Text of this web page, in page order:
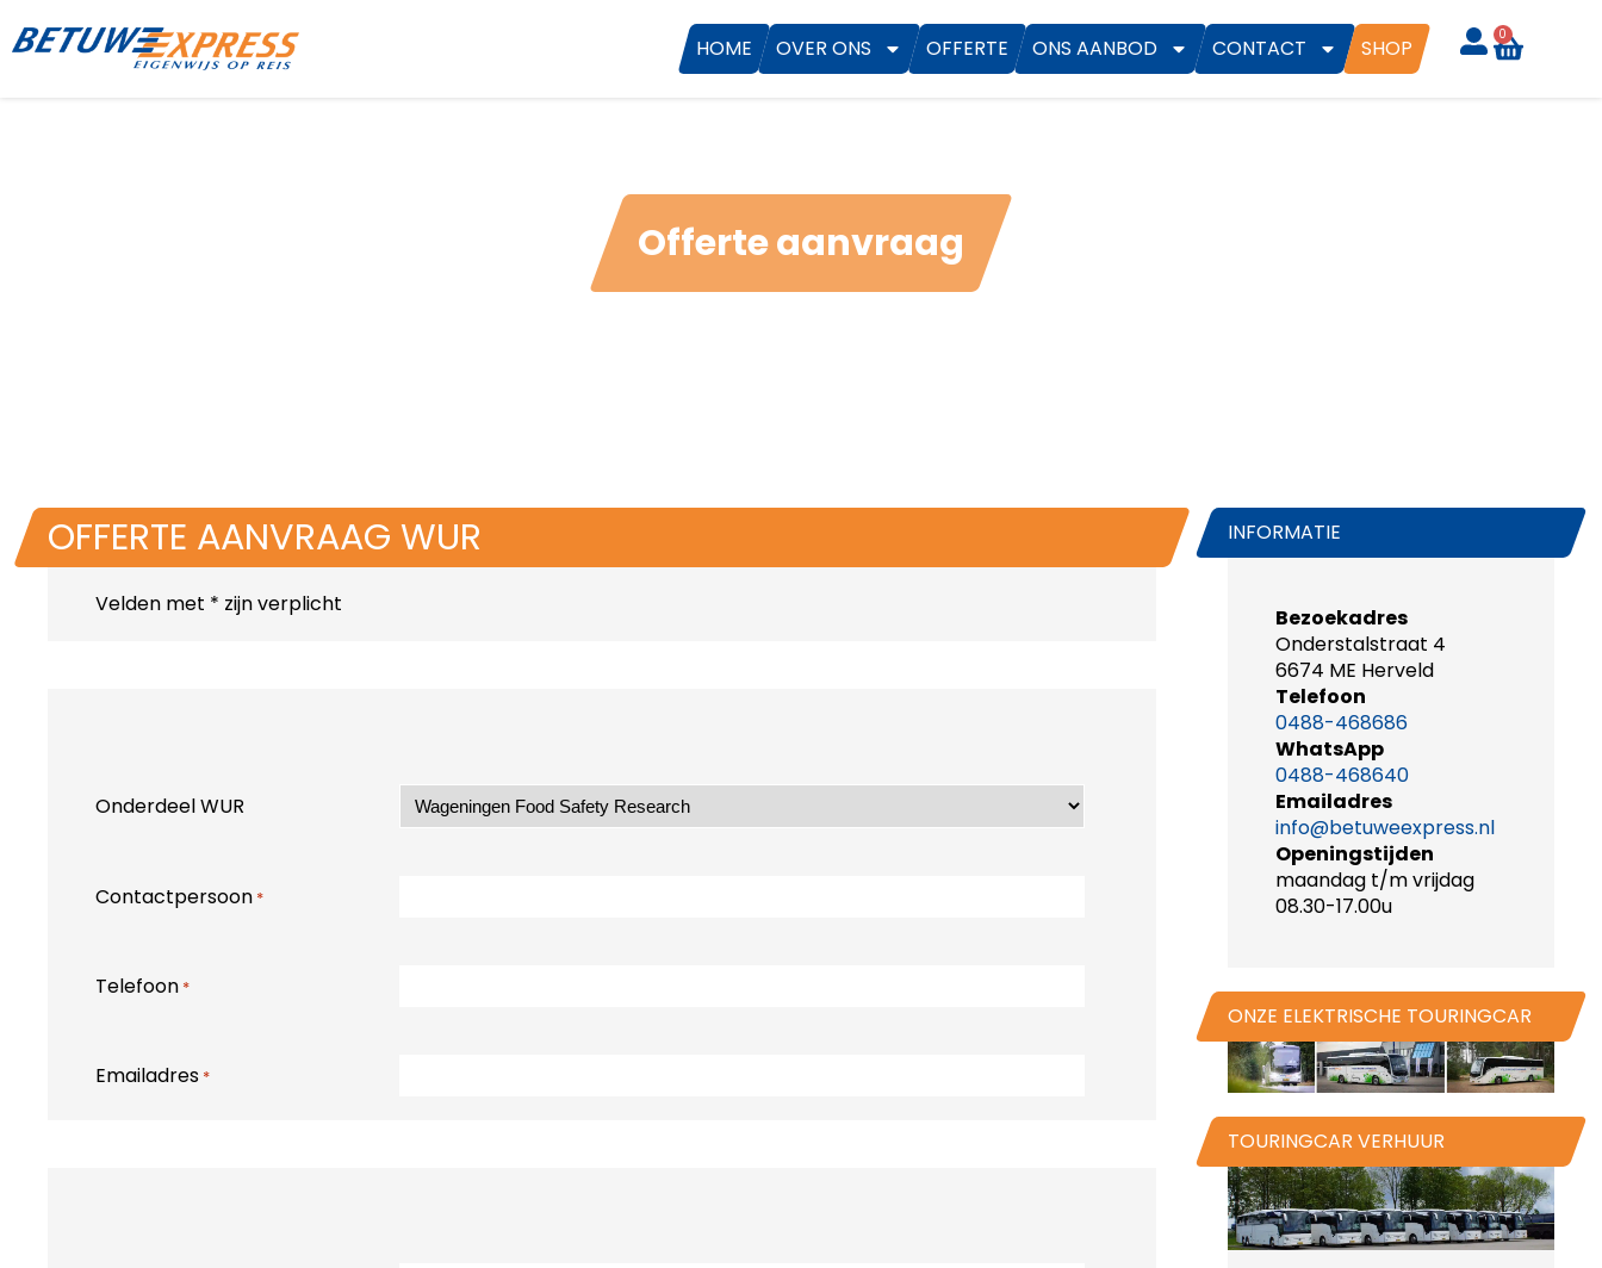
HOME OVER ONS OFFERTE ONS AANBOD CONTACT SHOP
0
Offerte aanvraag
OFFERTE AANVRAAG WUR
Velden met * zijn verplicht
Onderdeel WUR
Contactpersoon *
Telefoon *
Emailadres *
INFORMATIE
Bezoekadres
Onderstalstraat 4
6674 ME Herveld
Telefoon
0488-468686
WhatsApp
0488-468640
Emailadres
info@betuweexpress.nl
Openingstijden
maandag t/m vrijdag
08.30-17.00u
ONZE ELEKTRISCHE TOURINGCAR
TOURINGCAR VERHUUR